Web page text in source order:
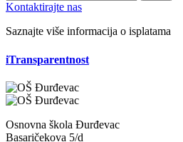
Kontaktirajte nas
Saznajte više informacija o isplatama
iTransparentnost
Osnovna škola Đurđevac
Basaričekova 5/d